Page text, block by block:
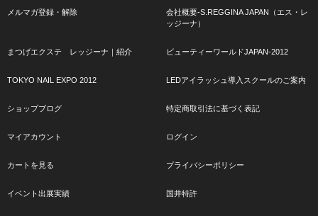
メルマガ登録・解除
会社概要-S.REGGINA JAPAN（エス・レ
ッジーナ）
まつげエクステ レッジーナ｜紹介 ビューティーワールドJAPAN-2012
TOKYO NAIL EXPO 2012 LEDアイラッシュ導入スクールのご案内
ショップブログ 特定商取引法に基づく表記
マイアカウント ログイン
カートを見る プライバシーポリシー
イベント出展実績 国井特許